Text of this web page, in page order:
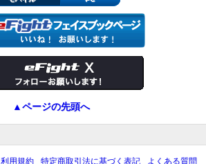
▲ページの先頭へ
利用規約 特定商取引法に基づく表記 よくある質問